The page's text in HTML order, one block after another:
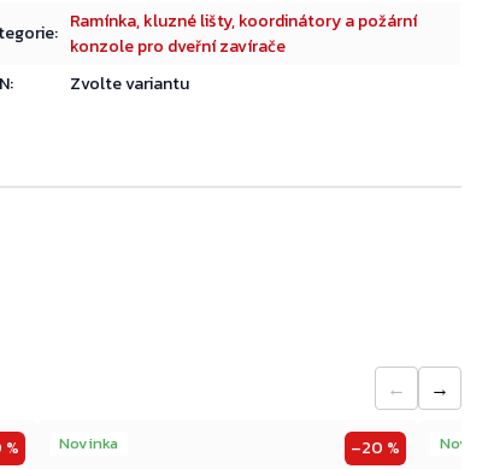
: Ramínka, kluzné lišty, koordinátory a požární
konzole pro dveřní zavírače
: Zvolte variantu
← →
Novinka –20 %